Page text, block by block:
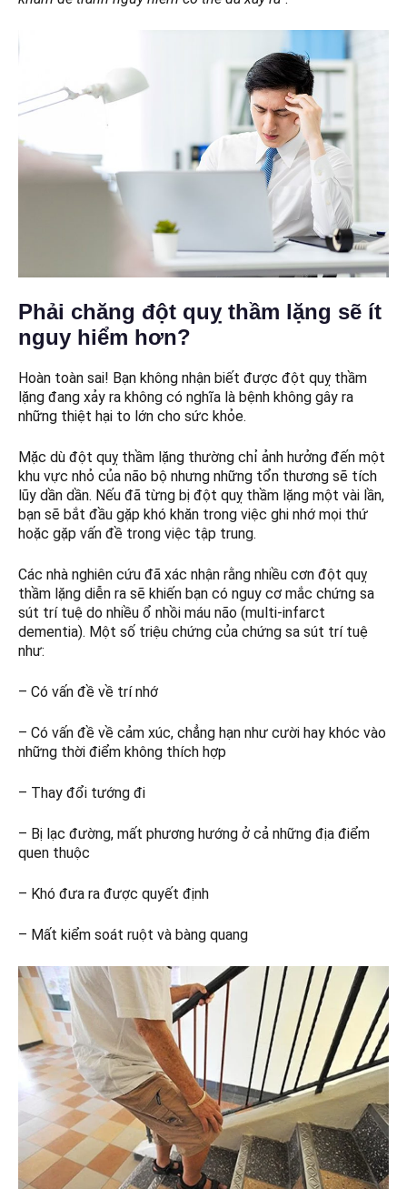
Phải chăng đột quỵ thầm lặng sẽ ít
nguy hiểm hơn?
Hoàn toàn sai! Bạn không nhận biết được đột quỵ thầm
lặng đang xảy ra không có nghĩa là bệnh không gây ra
những thiệt hại to lớn cho sức khỏe.
Mặc dù đột quỵ thầm lặng thường chỉ ảnh hưởng đến một
khu vực nhỏ của não bộ nhưng những tổn thương sẽ tích
lũy dần dần. Nếu đã từng bị đột quỵ thầm lặng một vài lần,
bạn sẽ bắt đầu gặp khó khăn trong việc ghi nhớ mọi thứ
hoặc gặp vấn đề trong việc tập trung.
Các nhà nghiên cứu đã xác nhận rằng nhiều cơn đột quỵ
thầm lặng diễn ra sẽ khiến bạn có nguy cơ mắc chứng sa
sút trí tuệ do nhiều ổ nhồi máu não (multi-infarct
dementia). Một số triệu chứng của chứng sa sút trí tuệ
như:
– Có vấn đề về trí nhớ
– Có vấn đề về cảm xúc, chẳng hạn như cười hay khóc vào
những thời điểm không thích hợp
– Thay đổi tướng đi
– Bị lạc đường, mất phương hướng ở cả những địa điểm
quen thuộc
– Khó đưa ra được quyết định
– Mất kiểm soát ruột và bàng quang